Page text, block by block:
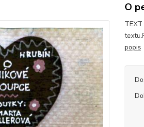
O
popis